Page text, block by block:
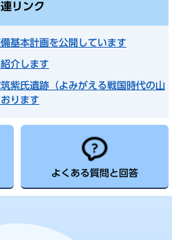
リンク
基本計画を公開しています
介します
紫氏遺跡（よみがえる戦国時代の山
ります
よくある質問と回答